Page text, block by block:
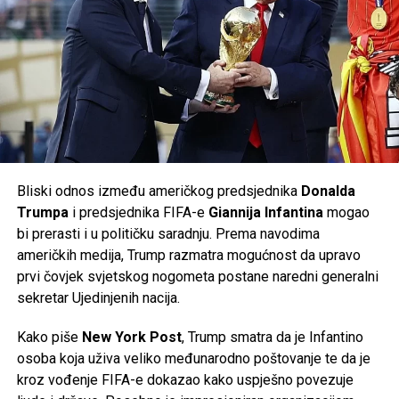
Post
Share
Tweet Share
Mail
Planovi uprave naišli su na snažan otpor sindikata i
radničkog vijeća, ali i vlasti savezne pokrajine
Donja
Saska, koja posjeduje oko 20 posto udjela
u
Volkswagenu i ima značajan utjecaj u nadzornom odboru
kompanije. Prema njemačkim medijima, odbor je u početnoj
fazi odbio dio predloženih mjera.
Volkswagen je ranije potvrdio da će do kraja decenije u
35.000biti u matičnom brendu Volkswagen, dok će
ostatak biti raspoređen na kompanije unutar grupacije,
uključujući AudiiPorsche. Do sada je više od37.000
zaposlenihveć prihvatilo programe dobrovoljnog odlaska
iz kompanije.
evropski proizvođač automobila nalazi pred jednim od
najvećih izazova u svojoj historiji, dok će naredni mjeseci
biti ključni za budući smjer razvoja kompanije.
Bliski odnos između američkog predsjednika Donalda
Trumpai predsjednika FIFA-e Giannija Infantinamogao
bi prerasti i u političku saradnju. Prema navodima
američkih medija, Trump razmatra mogućnost da upravo
prvi čovjek svjetskog nogometa postane naredni generalni
sekretar Ujedinjenih nacija.
Kako piše New York Post, Trump smatra da je Infantino
osoba koja uživa veliko međunarodno poštovanje te da je
kroz vođenje FIFA-e dokazao kako uspješno povezuje